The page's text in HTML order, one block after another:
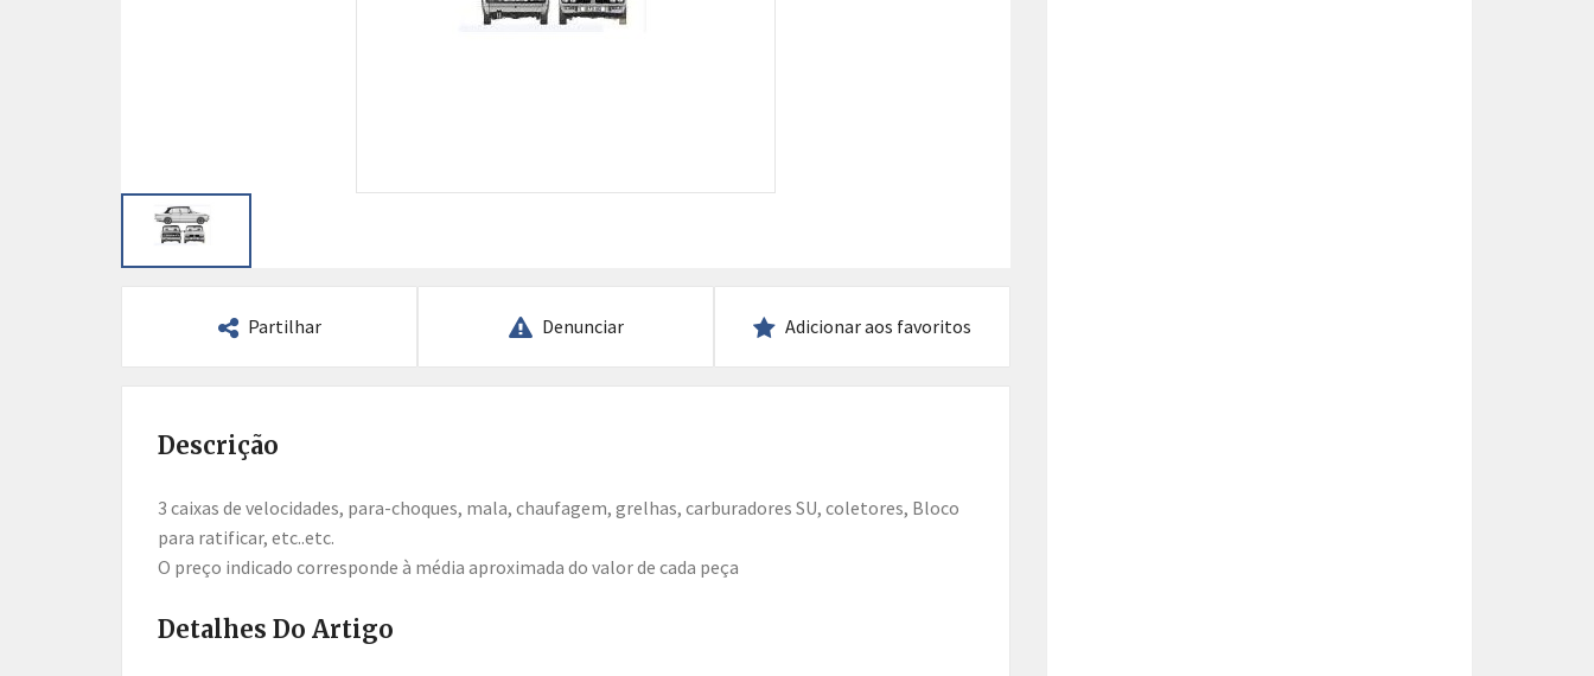
Partilhar Denunciar Adicionar aos favoritos
Descrição
3 caixas de velocidades, para-choques, mala, chaufagem, grelhas, carburadores SU, coletores, Bloco
para ratificar, etc..etc.
O preço indicado corresponde à média aproximada do valor de cada peça
Detalhes Do Artigo